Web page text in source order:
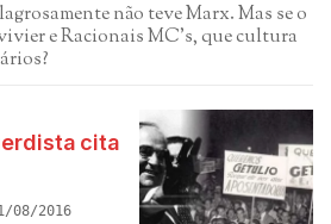
não teve Marx. Mas se o
e Racionais MC's, que cultura
cita
08/2016